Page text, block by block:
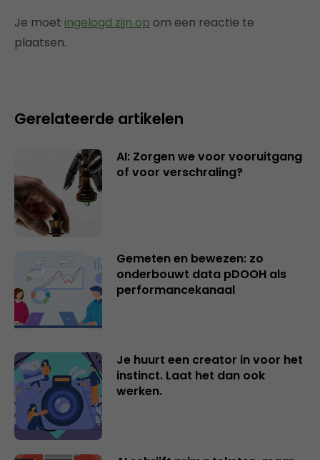
Je moet ingelogd zijn op om een reactie te
plaatsen.
Gerelateerde artikelen
AI: Zorgen we voor vooruitgang
of voor verschraling?
Gemeten en bewezen: zo
onderbouwt data pDOOH als
performancekanaal
Je huurt een creator in voor het
instinct. Laat het dan ook
werken.